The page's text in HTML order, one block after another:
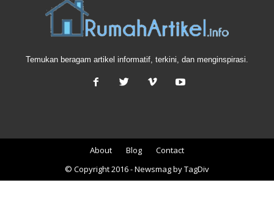
Temukan beragam artikel informatif, terkini, dan menginspirasi.
About Blog
Contact
© Copyright 2016 - Newsmag by TagDiv